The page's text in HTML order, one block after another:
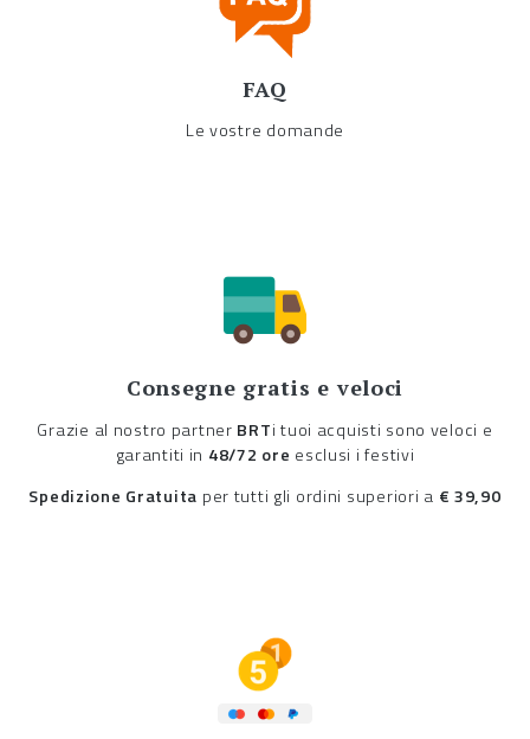
FAQ
Le vostre domande
Consegne gratis e veloci
Grazie al nostro partner BRTi tuoi acquisti sono veloci e
garantiti in 48/72 ore esclusi i festivi
Spedizione Gratuita per tutti gli ordini superiori a € 39,90